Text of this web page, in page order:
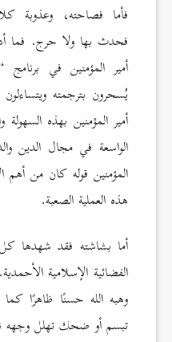
فأما فصاحته، وعذوبة
فحدث بها ولا حرج. فما
أمير المؤمنين في
يُسحرون بترجمته
أمير المؤمنين بهذه
الواسعة في مجال الدين
المؤمنين قوله كان من أهم
هذه العملية الصعبة.
أما بشاشته فقد شهدها
الفضائية الإسلامية
وهبه الله حسنًا ظاهرًا كما
تبسم أو ضحك تهلل وجهه